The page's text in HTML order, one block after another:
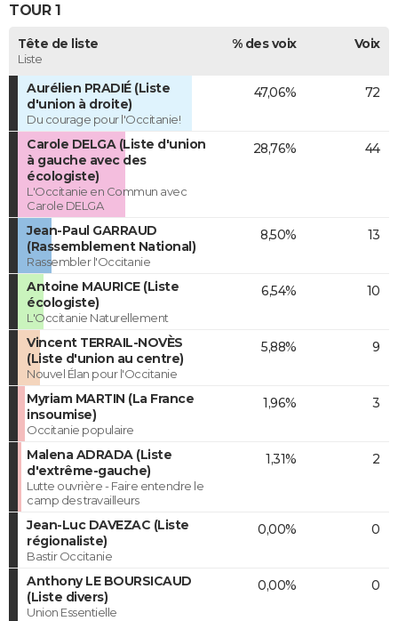
TOUR 1
Tête de liste
Liste
% des voix Voix
Aurélien PRADIÉ (Liste
d'union à droite)
Du courage pour l'Occitanie!
47,06% 72
Carole DELGA (Liste d'union
à gauche avec des
écologiste)
L'Occitanie en Commun avec
Carole DELGA
28,76% 44
Jean-Paul GARRAUD
(Rassemblement National)
Rassembler l'Occitanie
8,50% 13
Antoine MAURICE (Liste
écologiste)
L'Occitanie Naturellement
6,54% 10
Vincent TERRAIL-NOVÈS
(Liste d'union au centre)
Nouvel Élan pour l'Occitanie
5,88% 9
Myriam MARTIN (La France
insoumise)
Occitanie populaire
1,96% 3
Malena ADRADA (Liste
d'extrême-gauche)
Lutte ouvrière - Faire entendre le
camp des travailleurs
1,31% 2
Jean-Luc DAVEZAC (Liste
régionaliste)
Bastir Occitanie
0,00% 0
Anthony LE BOURSICAUD
(Liste divers)
Union Essentielle
0,00% 0